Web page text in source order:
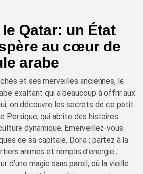
Qatar: un État
au cœur de
arabe
et ses merveilles anciennes, le
exaltant qui a beaucoup à offrir aux
on découvre les secrets de ce petit
Persique, qui abrite des histoires
dynamique. Émerveillez-vous
de sa capitale, Doha ; partez à la
animés et remplis d'énergie ;
d'une magie sans pareil, où la vieille